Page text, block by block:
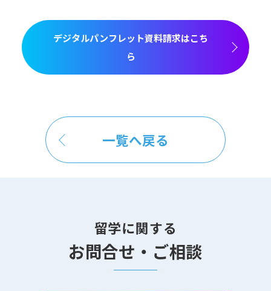
デジタルパンフレット資料請求はこち
ら
一覧へ戻る
留学に関する
お問合せ・ご相談